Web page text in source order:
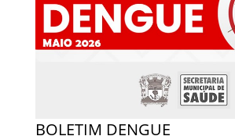
BOLETIM DENGUE